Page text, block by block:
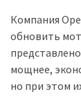
представила
найсучасніші
вантажівки
для
військових
Компания
обновить
мощнее,
но при этом